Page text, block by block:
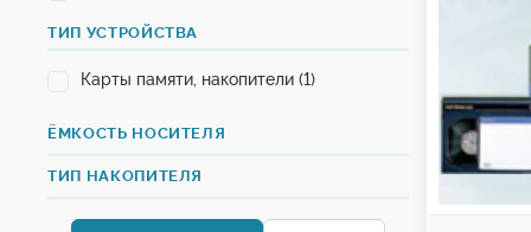
ТИП УСТРОЙСТВА
Карты памяти, накопители (1)
ЁМКОСТЬ НОСИТЕЛЯ
ТИП НАКОПИТЕЛЯ